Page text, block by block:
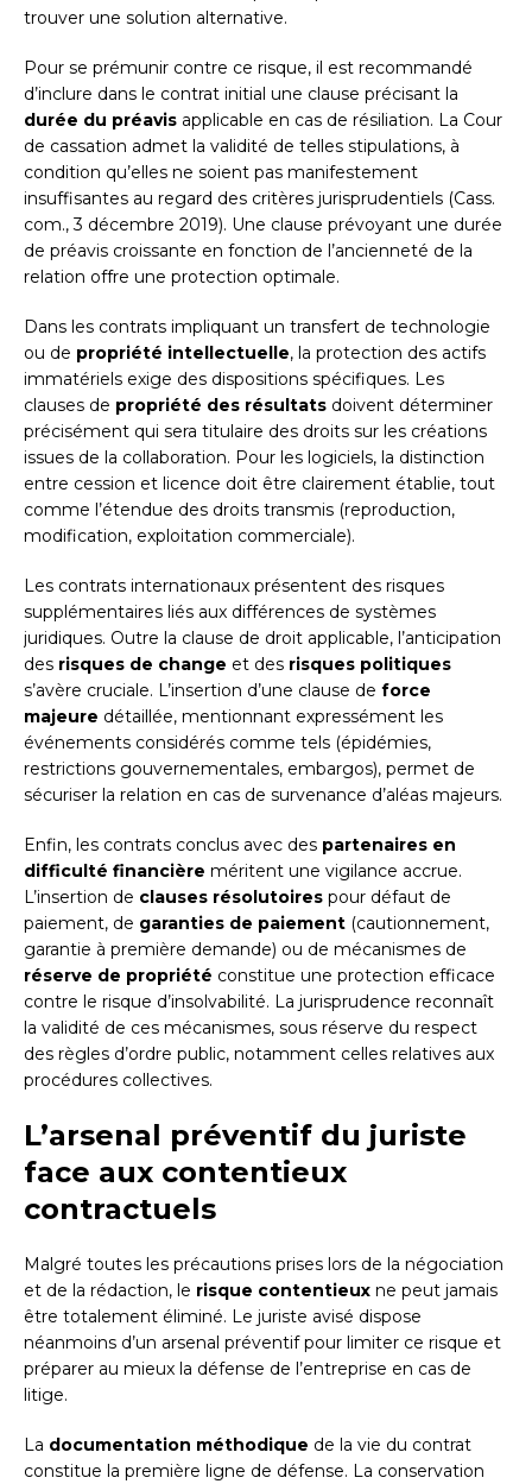
trouver une solution alternative.
Pour se prémunir contre ce risque, il est recommandé
d’inclure dans le contrat initial une clause précisant la
durée du préavis applicable en cas de résiliation. La Cour
de cassation admet la validité de telles stipulations, à
condition qu’elles ne soient pas manifestement
insuffisantes au regard des critères jurisprudentiels (Cass.
com., 3 décembre 2019). Une clause prévoyant une durée
de préavis croissante en fonction de l’ancienneté de la
relation offre une protection optimale.
Dans les contrats impliquant un transfert de technologie
ou de propriété intellectuelle, la protection des actifs
immatériels exige des dispositions spécifiques. Les
clauses de propriété des résultats doivent déterminer
précisément qui sera titulaire des droits sur les créations
issues de la collaboration. Pour les logiciels, la distinction
entre cession et licence doit être clairement établie, tout
comme l’étendue des droits transmis (reproduction,
modification, exploitation commerciale).
Les contrats internationaux présentent des risques
supplémentaires liés aux différences de systèmes
juridiques. Outre la clause de droit applicable, l’anticipation
des risques de change et des risques politiques
s’avère cruciale. L’insertion d’une clause de force
majeure détaillée, mentionnant expressément les
événements considérés comme tels (épidémies,
restrictions gouvernementales, embargos), permet de
sécuriser la relation en cas de survenance d’aléas majeurs.
Enfin, les contrats conclus avec des partenaires en
difficulté financière méritent une vigilance accrue.
L’insertion de clauses résolutoires pour défaut de
paiement, de garanties de paiement (cautionnement,
garantie à première demande) ou de mécanismes de
réserve de propriété constitue une protection efficace
contre le risque d’insolvabilité. La jurisprudence reconnaît
la validité de ces mécanismes, sous réserve du respect
des règles d’ordre public, notamment celles relatives aux
procédures collectives.
L’arsenal préventif du juriste
face aux contentieux
contractuels
Malgré toutes les précautions prises lors de la négociation
et de la rédaction, le risque contentieux ne peut jamais
être totalement éliminé. Le juriste avisé dispose
néanmoins d’un arsenal préventif pour limiter ce risque et
préparer au mieux la défense de l’entreprise en cas de
litige.
La documentation méthodique de la vie du contrat
constitue la première ligne de défense. La conservation